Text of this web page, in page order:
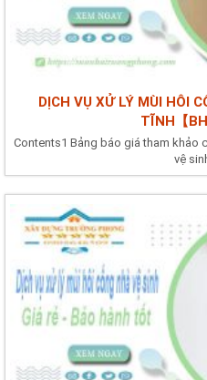
DỊCH VỤ XỬ LÝ MÙI HÔI
TĨNH【BH
Contents1 Bảng báo giá tham khảo
vệ